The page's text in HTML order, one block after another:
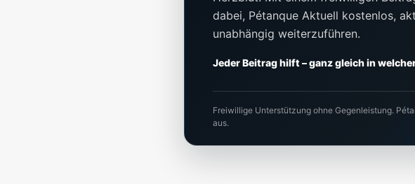
dabei, Pétanque Aktuell kostenlos,
unabhängig weiterzuführen.
Jeder Beitrag hilft – ganz gleich in
Freiwillige Unterstützung ohne Gegenleistung.
aus.